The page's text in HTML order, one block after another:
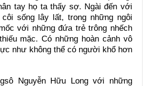
tay họ ta thấy sợ. Ngài đến với
sống lây lất, trong những ngôi
với những đứa trẻ trông nhếch
mặc. Có những hoàn cảnh vô
như không thể có người khổ hơn
Nguyễn Hữu Long với những